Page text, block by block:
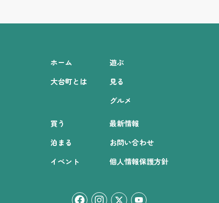
ホーム
大台町とは
遊ぶ
見る
グルメ
買う
泊まる
イベント
最新情報
お問い合わせ
個人情報保護方針